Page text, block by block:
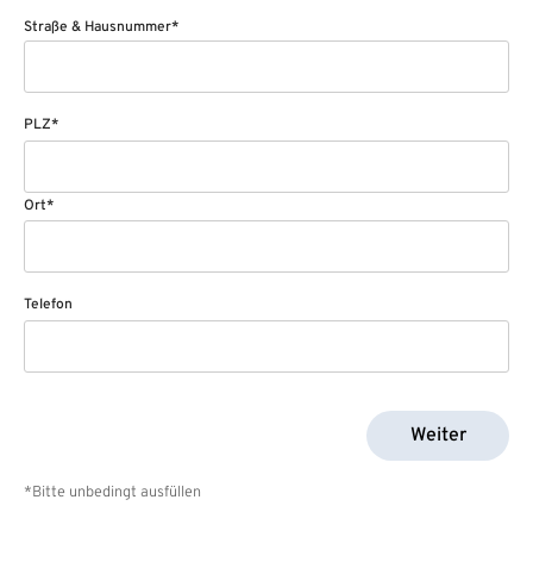
Straße & Hausnummer*
PLZ*
Ort*
Telefon
Weiter
*Bitte unbedingt ausfüllen